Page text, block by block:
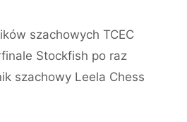
szachowych TCEC
Stockfish po raz
szachowy Leela Chess